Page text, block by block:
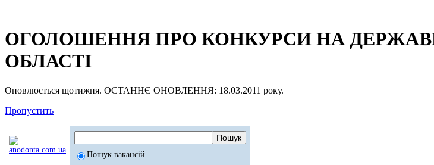
ОГОЛОШЕННЯ ПРО КОНКУРСИ НА
ОБЛАСТІ
Оновлюється щотижня. ОСТАННЄ ОНОВЛЕННЯ: 18.03.2011 року.
Пропустить
Пошук вакансій